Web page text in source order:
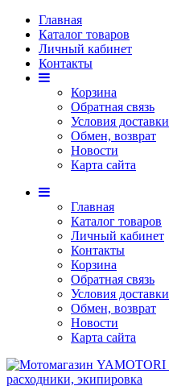
Главная
Каталог товаров
Личный кабинет
Контакты
Корзина
Обратная связь
Условия доставки
Обмен, возврат
Новости
Карта сайта
Главная
Каталог товаров
Личный кабинет
Контакты
Корзина
Обратная связь
Условия доставки
Обмен, возврат
Новости
Карта сайта